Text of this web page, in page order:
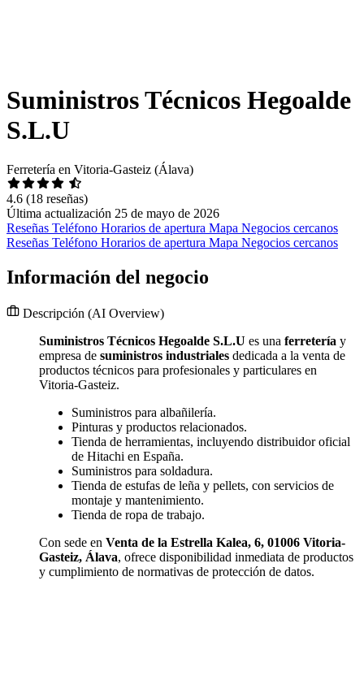
Suministros Técnicos Hegoalde
S.L.U
Ferretería en Vitoria-Gasteiz (Álava)
4.6 (18 reseñas)
Última actualización 25 de mayo de 2026
Reseñas Teléfono Horarios de apertura Mapa Negocios cercanos
Reseñas Teléfono Horarios de apertura Mapa Negocios cercanos
Información del negocio
Descripción (AI Overview)
Suministros Técnicos Hegoalde S.L.U es una ferretería y
empresa de suministros industriales dedicada a la venta de
productos técnicos para profesionales y particulares en
Vitoria-Gasteiz.
Suministros para albañilería.
Pinturas y productos relacionados.
Tienda de herramientas, incluyendo distribuidor oficial
de Hitachi en España.
Suministros para soldadura.
Tienda de estufas de leña y pellets, con servicios de
montaje y mantenimiento.
Tienda de ropa de trabajo.
Con sede en Venta de la Estrella Kalea, 6, 01006 Vitoria-
Gasteiz, Álava, ofrece disponibilidad inmediata de productos
y cumplimiento de normativas de protección de datos.